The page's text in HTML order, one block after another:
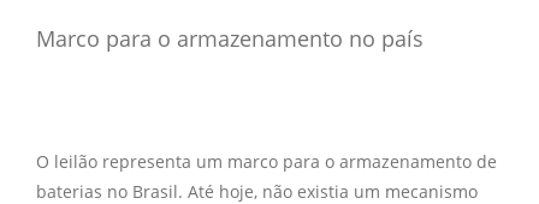
Marco para o armazenamento no país
O leilão representa um marco para o armazenamento de
baterias no Brasil. Até hoje, não existia um mecanismo